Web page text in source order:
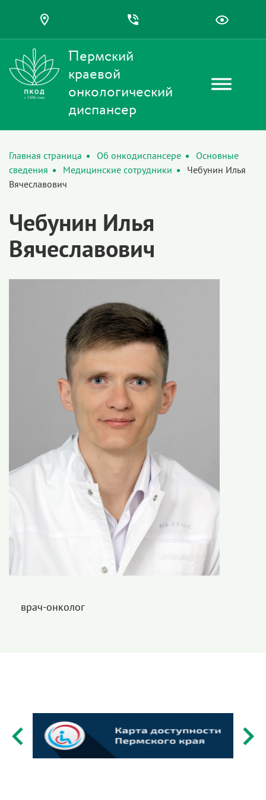
Пермский
краевой
онкологический
диспансер
Главная страница Об онкодиспансере
Основные
сведения
Медицинские сотрудники
Чебунин Илья
Вячеславович
Чебунин Илья
Вячеславович
врач-онколог